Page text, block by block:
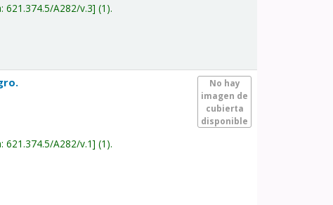
621.374.5/A282/v.3 (1).
No hay
imagen de
cubierta
disponible
621.374.5/A282/v.1 (1).